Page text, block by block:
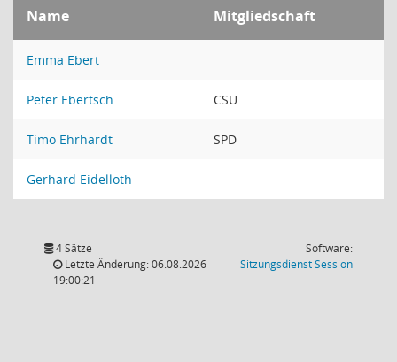
Name Mitgliedschaft
Emma Ebert
Peter Ebertsch CSU
Timo Ehrhardt SPD
Gerhard Eidelloth
4 Sätze
Letzte Änderung: 06.08.2026
19:00:21
Software:
SitzungsdienstSession(Wird in